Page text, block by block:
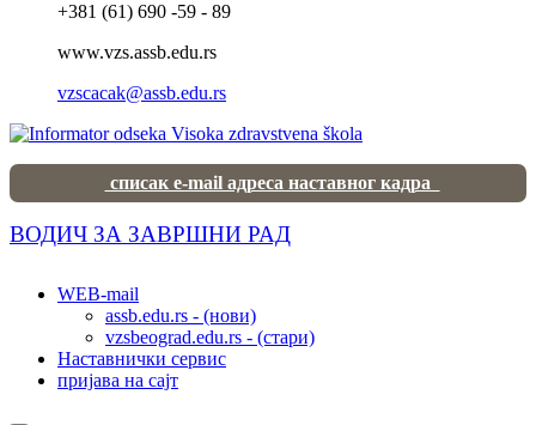
+381 (61) 690 -59 - 89
www.vzs.assb.edu.rs
vzscacak@assb.edu.rs
списак e-mail адреса наставног кадра
ВОДИЧ ЗА ЗАВРШНИ РАД
WEB-mail
assb.edu.rs - (нови)
vzsbeograd.edu.rs - (стари)
Наставнички сервис
пријава на сајт